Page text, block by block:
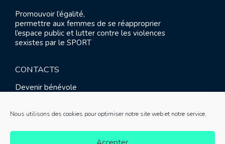
Nous utilisons des cookies pour optimiser notre site web et notre service.
Promouvoir l’égalité,
permettre aux femmes de se réapproprier
l’espace public et lutter contre les violences
sexistes par le SPORT
CONTACTS
Devenir bénévole
Contact